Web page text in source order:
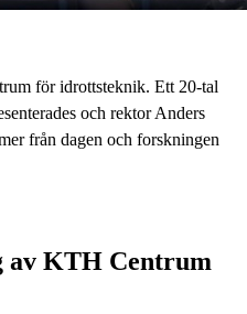
för idrottsteknik. Ett 20-tal
och rektor Anders
från dagen och forskningen
av KTH Centrum